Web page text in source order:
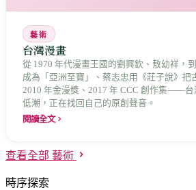
藝術
台灣漫畫
從 1970 年代漫畫王國的劉興欽、敖幼祥，
成為「亞洲至寶」、蔡志忠用《莊子說》把
2010 年金漫獎、2017 年 CCC 創作集——台
低潮，正在找回自己的原創聲音。
閱讀全文
查看全部 藝術
時序探索